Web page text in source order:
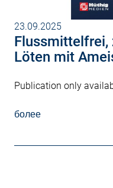
23.09.2025
Flussmittelfrei,
Löten mit
Publication only
более